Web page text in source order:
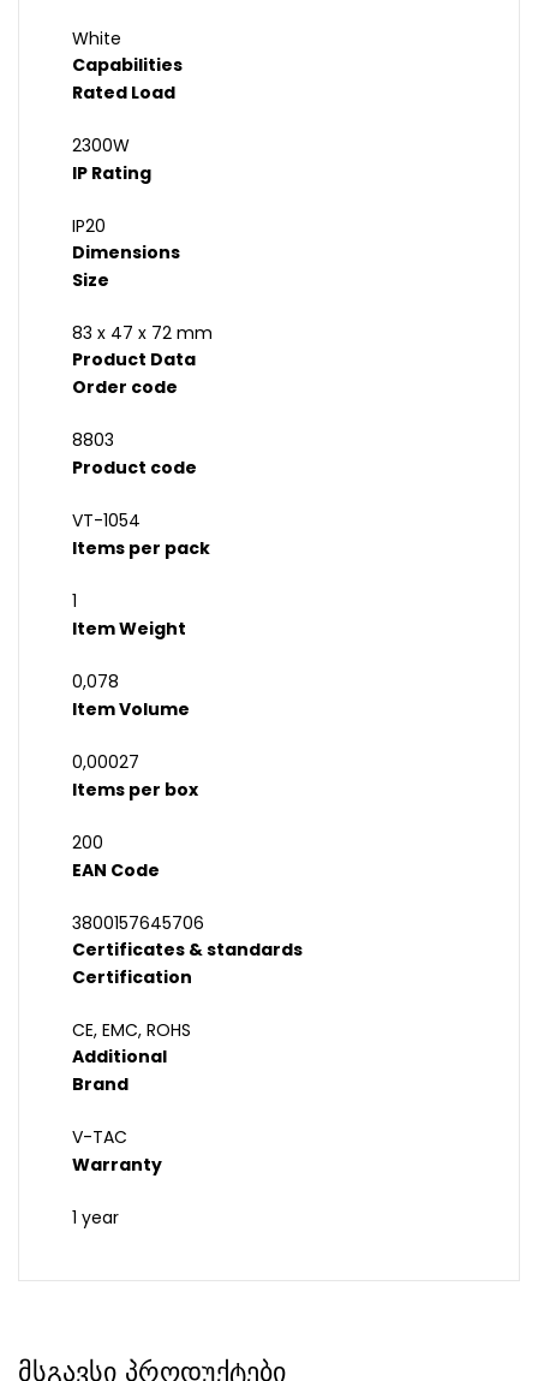
White
Capabilities
Rated Load
2300W
IP Rating
IP20
Dimensions
Size
83 x 47 x 72 mm
Product Data
Order code
8803
Product code
VT-1054
Items per pack
1
Item Weight
0,078
Item Volume
0,00027
Items per box
200
EAN Code
3800157645706
Certificates & standards
Certification
CE, EMC, ROHS
Additional
Brand
V-TAC
Warranty
1 year
მსგავსი პროდუქტები